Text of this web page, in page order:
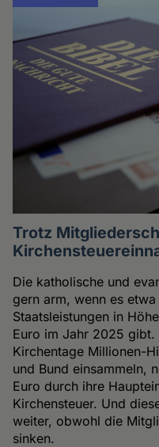
Trotz
Die katholische und
gern arm, wenn es
Staatsleistungen in
Euro im Jahr 2025
Kirchentage Millionen-
und Bund einsammeln,
Euro durch ihre
Kirchensteuer. Und
weiter, obwohl die
sinken.